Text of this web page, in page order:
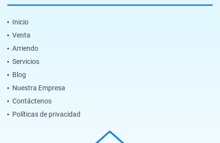
Inicio
Venta
Arriendo
Servicios
Blog
Nuestra Empresa
Contáctenos
Políticas de privacidad